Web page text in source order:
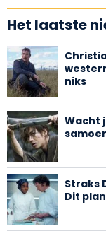
Het laatste
niks
Wacht
Straks
Dit